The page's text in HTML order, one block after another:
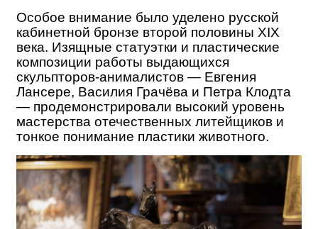
Особое внимание было уделено русской
кабинетной бронзе второй половины XIX
века. Изящные статуэтки и пластические
композиции работы выдающихся
скульпторов-анималистов — Евгения
Лансере, Василия Грачёва и Петра Клодта
— продемонстрировали высокий уровень
мастерства отечественных литейщиков и
тонкое понимание пластики животного.